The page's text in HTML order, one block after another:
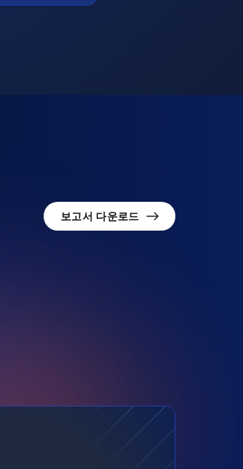
보고서 다운로드